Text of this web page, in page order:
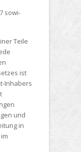
sowi-
Teile
ist
Inhabers
und
in